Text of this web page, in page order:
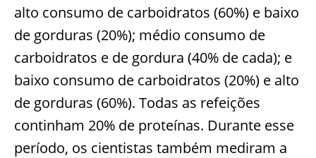
alto consumo de carboidratos (60%) e baixo
de gorduras (20%); médio consumo de
carboidratos e de gordura (40% de cada); e
baixo consumo de carboidratos (20%) e alto
de gorduras (60%). Todas as refeições
continham 20% de proteínas. Durante esse
período, os cientistas também mediram a